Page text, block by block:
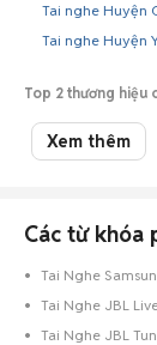
Tai nghe Huyện
Tai nghe Huyện
Top 2 thương hiệu
Tai nghe Khác
Tai nghe Apple
Xem thêm
Các từ khóa
Tai Nghe
Tai Nghe JBL
Tai Nghe JBL